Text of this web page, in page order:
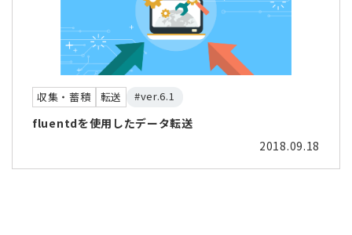
収集・蓄積 転送 #ver.6.1
fluentdを使用したデータ転送
2018.09.18